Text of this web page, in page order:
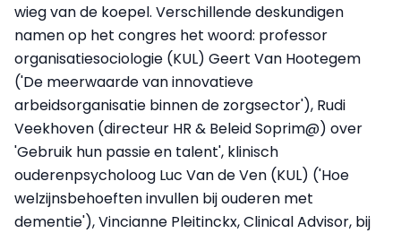
wieg van de koepel. Verschillende deskundigen
namen op het congres het woord: professor
organisatiesociologie (KUL) Geert Van Hootegem
('De meerwaarde van innovatieve
arbeidsorganisatie binnen de zorgsector'), Rudi
Veekhoven (directeur HR & Beleid Soprim@) over
'Gebruik hun passie en talent', klinisch
ouderenpsycholoog Luc Van de Ven (KUL) ('Hoe
welzijnsbehoeften invullen bij ouderen met
dementie'), Vincianne Pleitinckx, Clinical Advisor, bij